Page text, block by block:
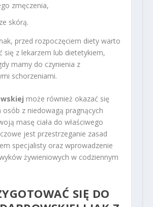
zmęczenia,
skórą.
przed rozpoczęciem diety warto
się z lekarzem lub dietetykiem,
mamy do czynienia z
schorzeniami.
może również okazać się
osób z niedowagą pragnących
masę ciała do właściwego
jest przestrzeganie zasad
specjalisty oraz wprowadzenie
żywieniowych w codziennym
SIĘ DO